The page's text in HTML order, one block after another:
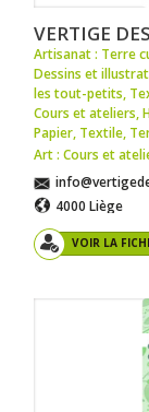
VERTIGE
Artisanat : Terre
Dessins et
les tout-petits,
Cours et ateliers,
Papier, Textile,
Art : Cours et
4000 Liège
VOIR LA